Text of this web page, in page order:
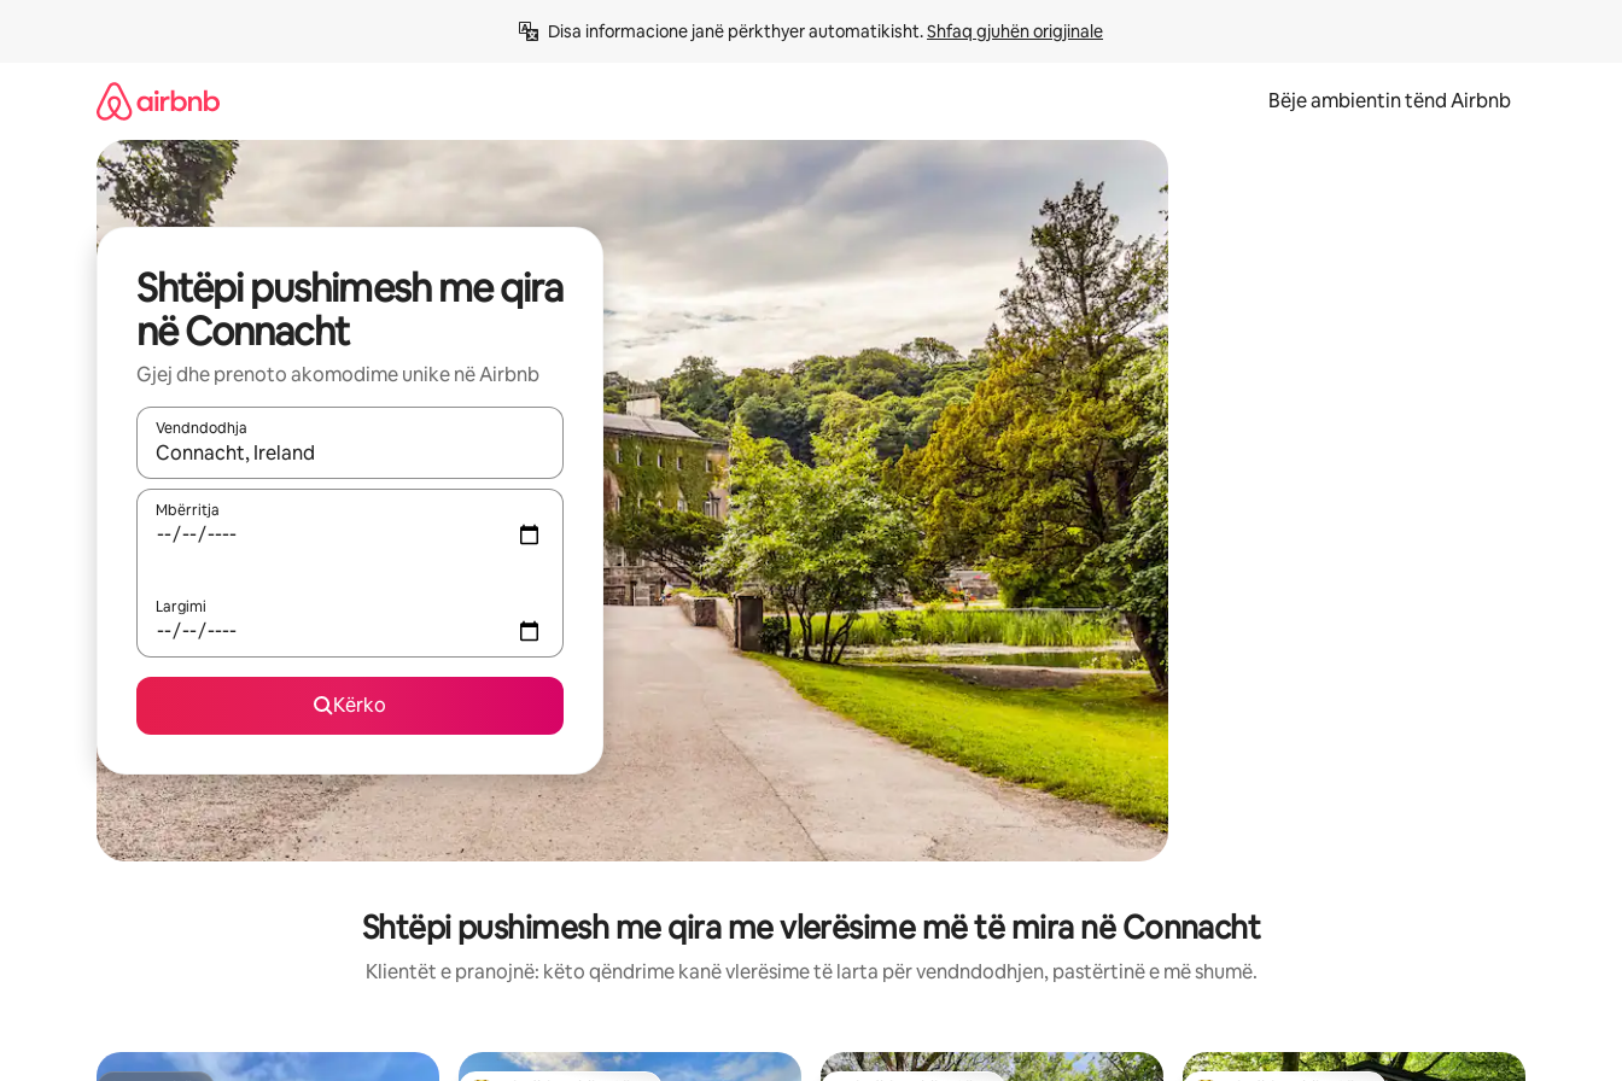
Disa informacione janë përkthyer automatikisht. Shfaq gjuhën origjinale
Bëje ambientin tënd Airbnb
Shtëpi pushimesh me qira
në Connacht
Gjej dhe prenoto akomodime unike në Airbnb
Vendndodhja
Kur rezultatet të jenë të disponueshme, lëviz me butonat e shigjetave lart e poshtë ose eksploro duke prekur ose duke lëvizur ekranin.
Mbërritja
Largimi
Kërko
Shtëpi pushimesh me qira me vlerësime më të mira në Connacht
Klientët e pranojnë: këto qëndrime kanë vlerësime të larta për vendndodhjen, pastërtinë e më shumë.